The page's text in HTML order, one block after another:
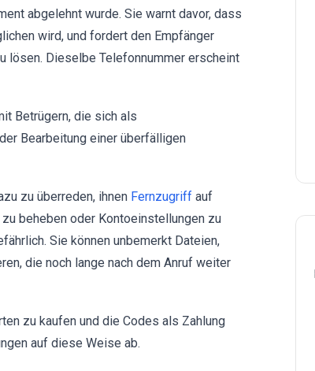
abgelehnt wurde. Sie warnt davor, dass
wird, und fordert den Empfänger
lösen. Dieselbe Telefonnummer erscheint
Betrügern, die sich als
Bearbeitung einer überfälligen
zu überreden, ihnen Fernzugriff auf
beheben oder Kontoeinstellungen zu
Sie können unbemerkt Dateien,
die noch lange nach dem Anruf weiter
zu kaufen und die Codes als Zahlung
auf diese Weise ab.